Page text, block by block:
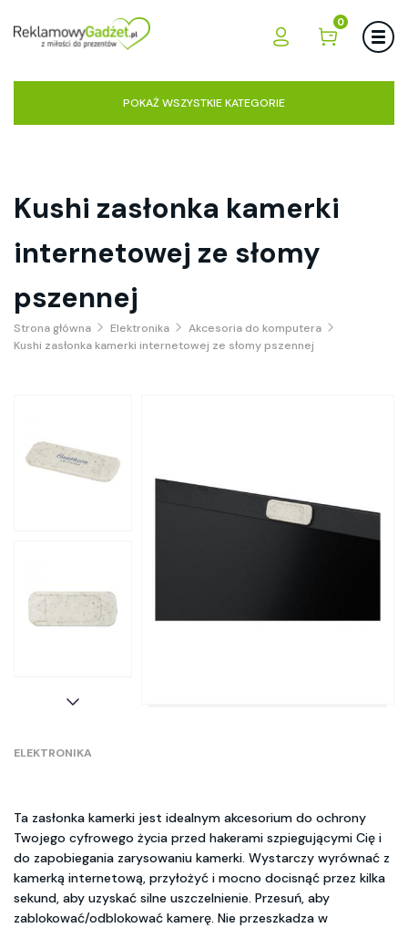
0
POKAŻ WSZYSTKIE KATEGORIE
Kushi zasłonka kamerki
internetowej ze słomy
pszennej
Strona główna Elektronika
Akcesoria do komputera
Kushi zasłonka kamerki internetowej ze słomy pszennej
ELEKTRONIKA
Ta zasłonka kamerki jest idealnym akcesorium do ochrony
Twojego cyfrowego życia przed hakerami szpiegującymi Cię i
do zapobiegania zarysowaniu kamerki. Wystarczy wyrównać z
kamerką internetową, przyłożyć i mocno docisnąć przez kilka
sekund, aby uzyskać silne uszczelnienie. Przesuń, aby
zablokować/odblokować kamerę. Nie przeszkadza w